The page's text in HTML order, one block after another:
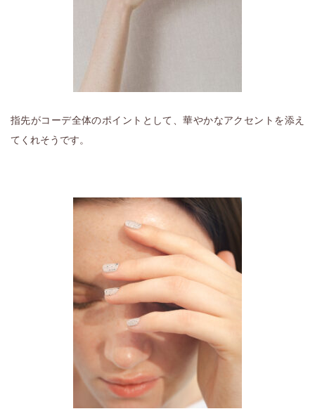
指先がコーデ全体のポイントとして、華やかなアクセントを添え
てくれそうです。